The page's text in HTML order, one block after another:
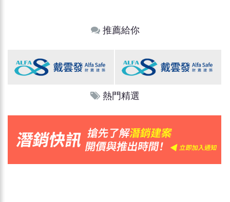
推薦給你
熱門精選